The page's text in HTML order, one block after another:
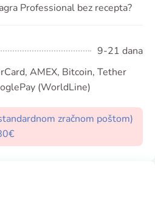
Professional bez recepta?
9-21 dana
AMEX, Bitcoin, Tether
(WorldLine)
zračnom poštom)